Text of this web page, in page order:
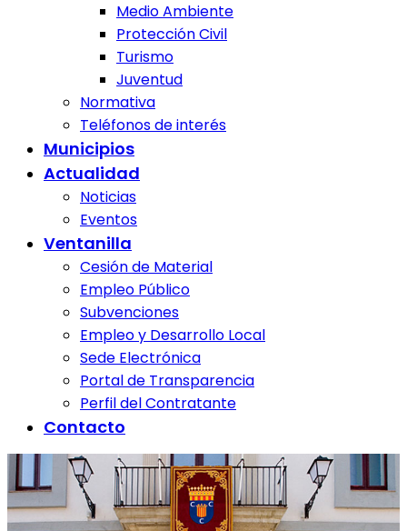
Medio Ambiente
Protección Civil
Turismo
Juventud
Normativa
Teléfonos de interés
Municipios
Actualidad
Noticias
Eventos
Ventanilla
Cesión de Material
Empleo Público
Subvenciones
Empleo y Desarrollo Local
Sede Electrónica
Portal de Transparencia
Perfil del Contratante
Contacto